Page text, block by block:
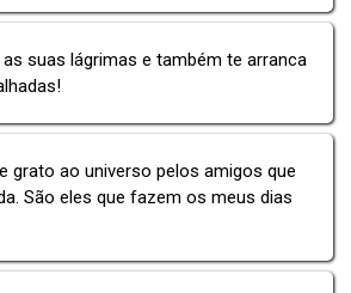
suas lágrimas e também te arranca
grato ao universo pelos amigos que
São eles que fazem os meus dias